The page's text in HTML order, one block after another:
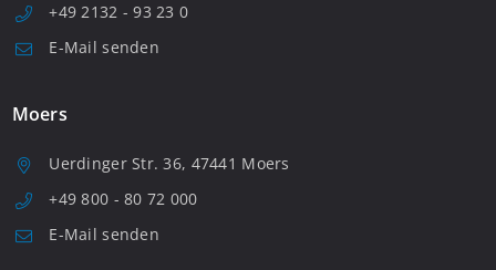
+49 2132 - 93 23 0
E-Mail senden
Moers
Uerdinger Str. 36, 47441 Moers
+49 800 - 80 72 000
E-Mail senden